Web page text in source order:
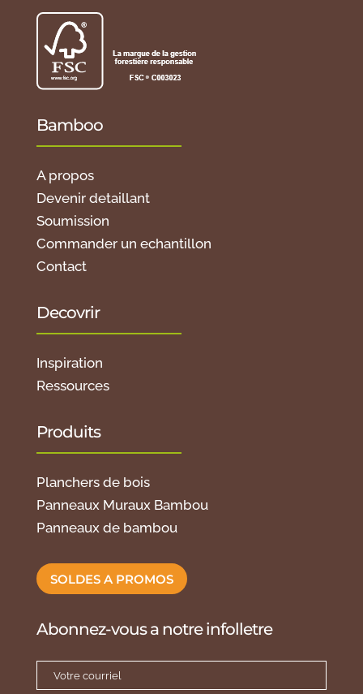
Bamboo
A propos
Devenir detaillant
Soumission
Commander un echantillon
Contact
Decovrir
Inspiration
Ressources
Produits
Planchers de bois
Panneaux Muraux Bambou
Panneaux de bambou
SOLDES A PROMOS
Abonnez-vous a notre infolletre